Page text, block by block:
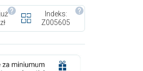
Indeks:
Z005605